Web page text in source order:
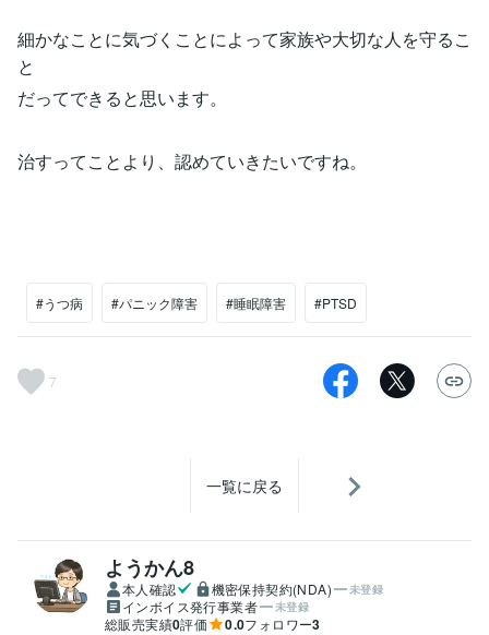
細かなことに気づくことによって家族や大切な人を守るこ
と
だってできると思います。
治すってことより、認めていきたいですね。
#うつ病 #パニック障害 #睡眠障害 #PTSD
7
一覧に戻る
ようかん8
本人確認 機密保持契約(NDA) 未登録
インボイス発行事業者 未登録
総販売実績0評価 0.0フォロワー3